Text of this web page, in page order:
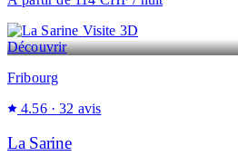
Visite 3D
Découvrir
Fribourg
4.56 · 32 avis
La Sarine